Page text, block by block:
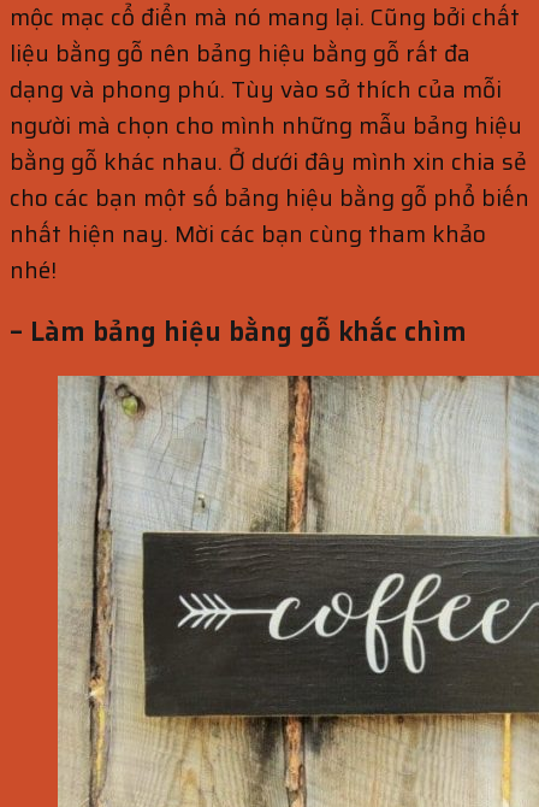
mộc mạc cổ điển mà nó mang lại. Cũng bởi chất
liệu bằng gỗ nên bảng hiệu bằng gỗ rất đa
dạng và phong phú. Tùy vào sở thích của mỗi
người mà chọn cho mình những mẫu bảng hiệu
bằng gỗ khác nhau. Ở dưới đây mình xin chia sẻ
cho các bạn một số bảng hiệu bằng gỗ phổ biến
nhất hiện nay. Mời các bạn cùng tham khảo
nhé!
– Làm bảng hiệu bằng gỗ khắc chìm